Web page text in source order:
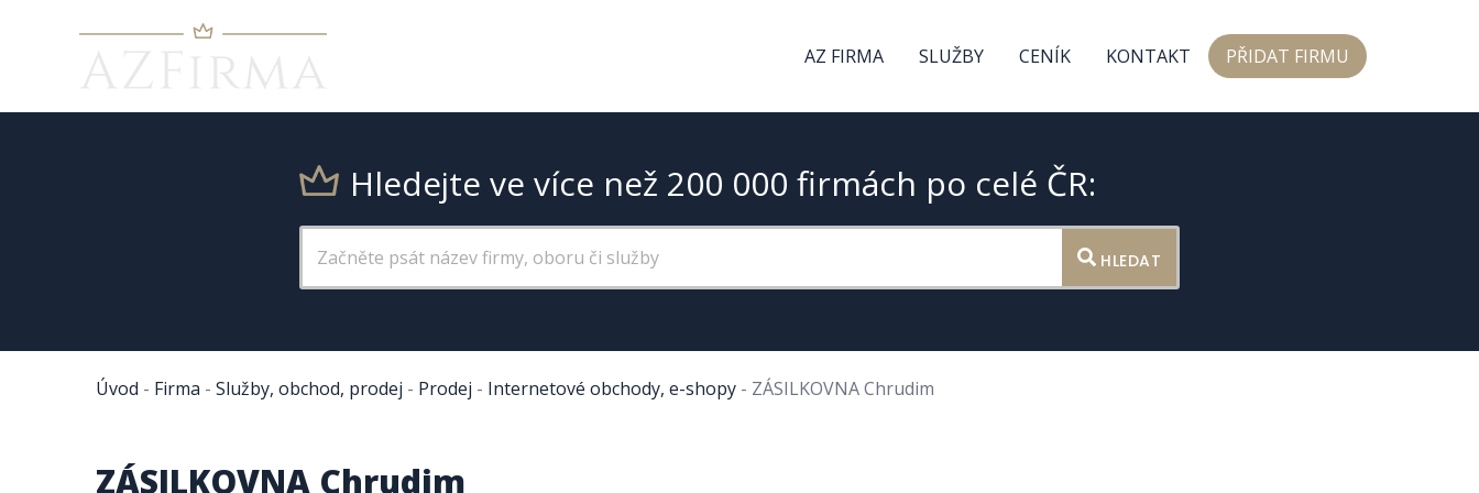
AZ FIRMA SLUŽBY CENÍK KONTAKT PŘIDAT FIRMU
Hledejte ve více než 200 000 firmách po celé ČR:
HLEDAT
Úvod - Firma - Služby, obchod, prodej - Prodej - Internetové obchody, e-shopy - ZÁSILKOVNA Chrudim
ZÁSILKOVNA Chrudim